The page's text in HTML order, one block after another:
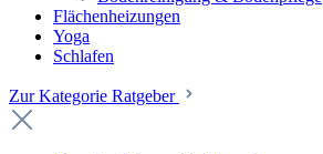
Flächenheizungen
Yoga
Schlafen
Zur Kategorie Ratgeber